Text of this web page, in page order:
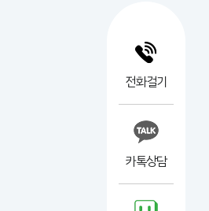
전화걸기
카톡상담